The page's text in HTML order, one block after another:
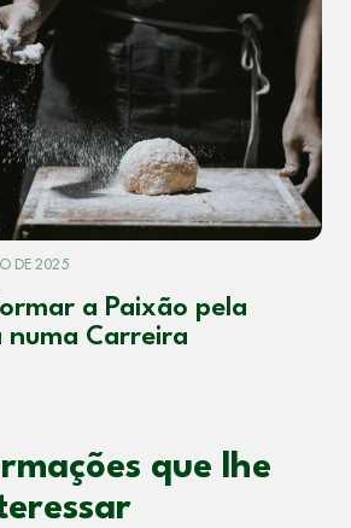
DE 2025
a Paixão pela
numa Carreira
que lhe